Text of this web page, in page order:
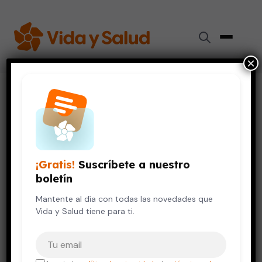
Videos de Salud
Tengo cáncer. ¿Qué puedo hacer para mejorar mi sistema
inmune?
CÁNCER VIDA SALUDABLE
Tengo cáncer. ¿Qué puedo
hacer para mejorar mi sistema
inmune?
¡Gratis! Suscríbete a nuestro
boletín
Mantente al día con todas las novedades que
Vida y Salud tiene para ti.
×